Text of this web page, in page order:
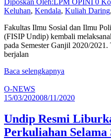
Diposkan Oleh:LPM OPINI 0
Keluhan, Kendala, Kuliah Daring,
Fakultas Ilmu Sosial dan Ilmu
(FISIP Undip) kembali
pada Semester Ganjil 2020/
berjalan
Baca selengkapnya
O-NEWS
15/03/202008/11/2020
Undip Resmi
Perkuliahan Selama